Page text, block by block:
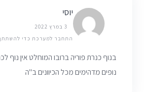
יוסי
3 במרץ 2022
התחבר למערכת כדי להשתתף
בנוף כנרת פוריה ברובו המוחלט אין נוף
נופים מדהימים מכל הכיוונים ב"ה